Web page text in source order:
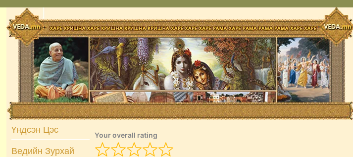
Skip
content
Үндсэн Цэс
Ведийн Зурхай
Your overall rating